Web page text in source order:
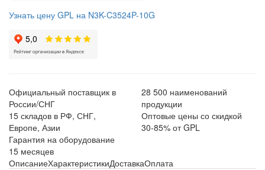
Узнать цену GPL на N3K-C3524P-10G
Официальный поставщик в
России/СНГ
28 500 наименований
продукции
15 складов в РФ, СНГ,
Европе, Азии
Оптовые цены со скидкой
30-85% от GPL
Гарантия на оборудование
15 месяцев
ОписаниеХарактеристикиДоставкаОплата